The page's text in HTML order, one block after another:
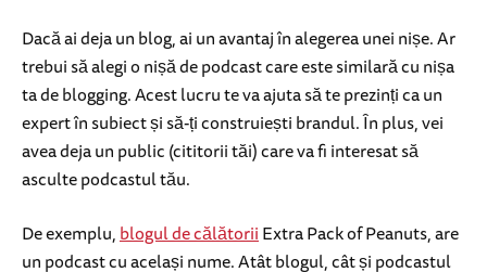
Dacă ai deja un blog, ai un avantaj în alegerea unei nișe. Ar
trebui să alegi o nișă de podcast care este similară cu nișa
ta de blogging. Acest lucru te va ajuta să te prezinți ca un
expert în subiect și să-ți construiești brandul. În plus, vei
avea deja un public (cititorii tăi) care va fi interesat să
asculte podcastul tău.
De exemplu,blogul de călătoriiExtra Pack of Peanuts, are
un podcast cu același nume. Atât blogul, cât și podcastul